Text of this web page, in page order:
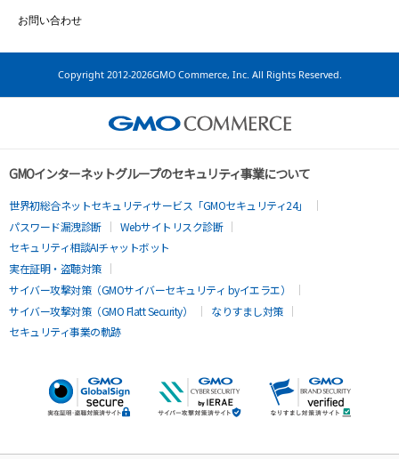
お問い合わせ
Copyright 2012-2026GMO Commerce, Inc. All Rights Reserved.
GMOインターネットグループのセキュリティ事業について
世界初総合ネットセキュリティサービス「GMOセキュリティ24」
パスワード漏洩診断
Webサイトリスク診断
セキュリティ相談AIチャットボット
実在証明・盗聴対策
サイバー攻撃対策（GMOサイバーセキュリティ byイエラエ）
サイバー攻撃対策（GMO Flatt Security）
なりすまし対策
セキュリティ事業の軌跡